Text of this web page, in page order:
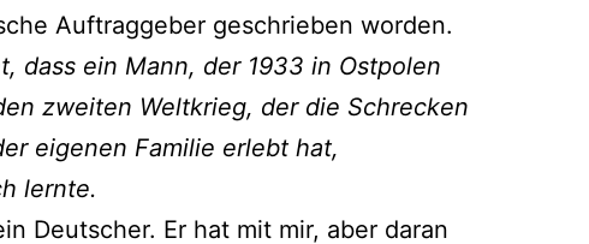
Auftraggeber geschrieben worden.
dass ein Mann, der 1933 in Ostpolen
zweiten Weltkrieg, der die Schrecken
eigenen Familie erlebt hat,
lernte.
Deutscher. Er hat mit mir, aber daran